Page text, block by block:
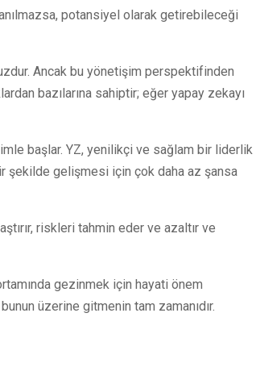
potansiyel olarak getirebileceği
Ancak bu yönetişim perspektifinden
bazılarına sahiptir; eğer yapay zekayı
başlar. YZ, yenilikçi ve sağlam bir liderlik
şekilde gelişmesi için çok daha az şansa
riskleri tahmin eder ve azaltır ve
gezinmek için hayati önem
üzerine gitmenin tam zamanıdır.